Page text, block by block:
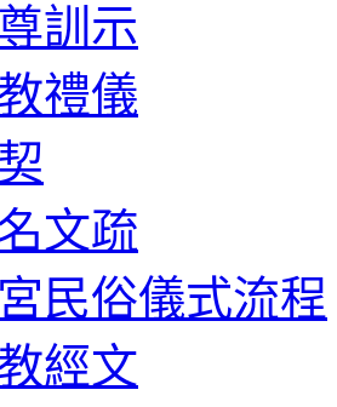
訓示
禮儀
文疏
民俗儀式流程
經文